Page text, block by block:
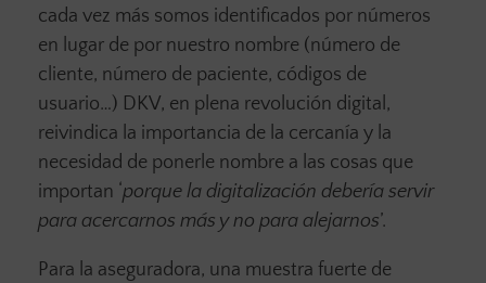
cada vez más somos identificados por números
en lugar de por nuestro nombre (número de
cliente, número de paciente, códigos de
usuario…) DKV, en plena revolución digital,
reivindica la importancia de la cercanía y la
necesidad de ponerle nombre a las cosas que
importan ‘porque la digitalización debería servir
para acercarnos más y no para alejarnos’.
Para la aseguradora, una muestra fuerte de